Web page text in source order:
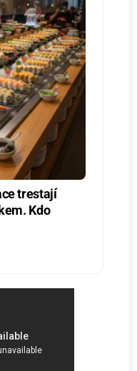
trestají
Kdo